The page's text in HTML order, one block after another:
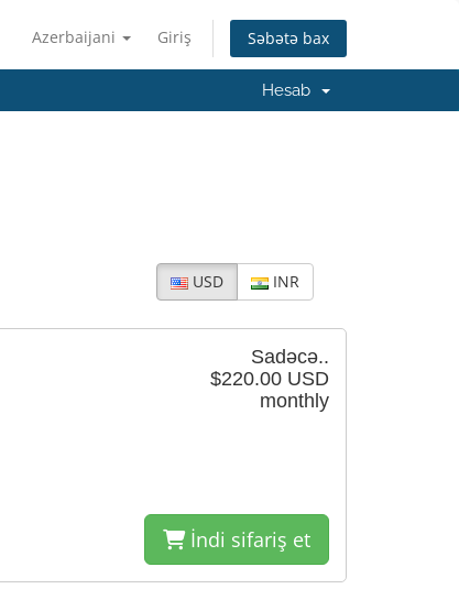
Azerbaijani Giriş Səbətə bax
Hesab
USD INR
Sadəcə..
$220.00 USD
monthly
İndi sifariş et